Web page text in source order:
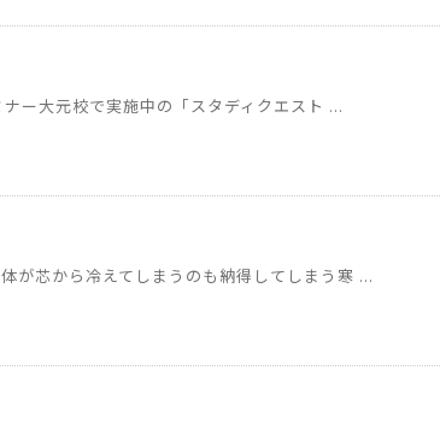
ー大元校で実施中の「スタディクエスト ...
が芯から冷えてしまうのも納得してしまう寒 ...